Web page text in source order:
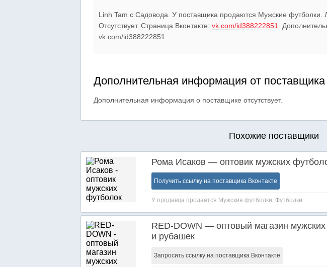
Linh Tam c Садовода. У поставщика продаются Мужские футболки.
Отсутствует. Страница Вконтакте: vk.com/id388222851
.
vk.com/id388222851.
Дополнительная информация от поставщика
Дополнительная информация о поставщике отсутствует.
Похожие поставщики
Рома Исаков — оптовик мужских
Получить ссылку на поставщика Вконтакте
У продавца продается Мужские футболки, Футболки
RED-DOWN — оптовый магазин мужских
и рубашек
Запросить ссылку на поставщика Вконтакте